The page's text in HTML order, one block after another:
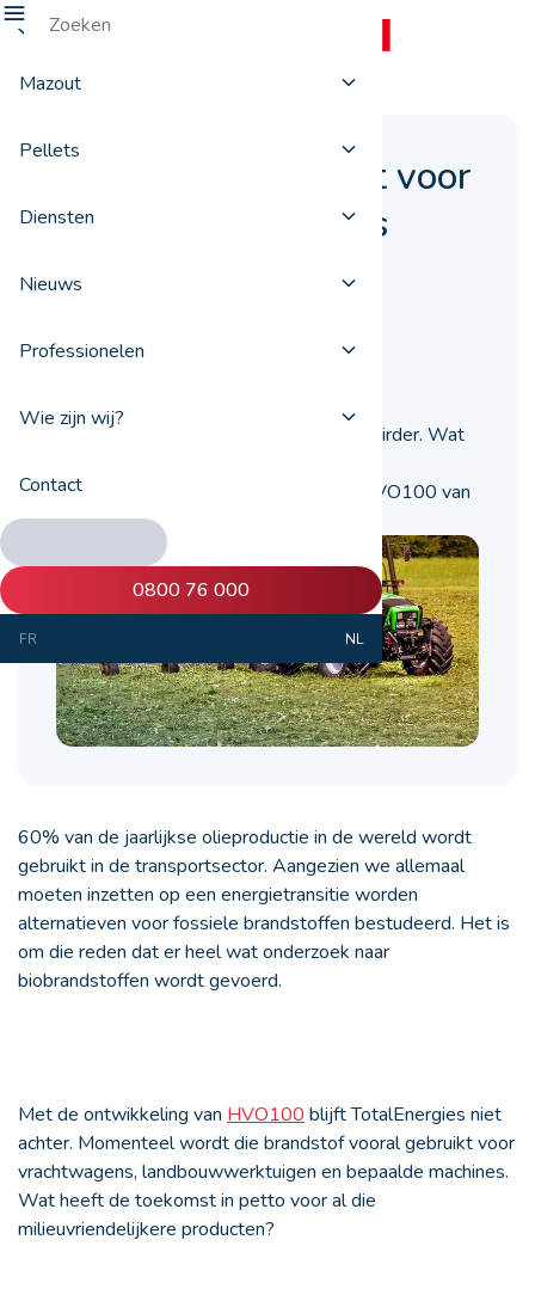
Mazout
Pellets
Diensten
Nieuws
Professionelen
Wie zijn wij?
Contact
0800 76 000
FR NL
Wat is de toekomst voor
biobrandstoffen als
HVO100 van
Biobrandstoffen worden steeds populairder. Wat
milieuvriendelijkere producten, zoals HVO100 van
TotalEnergies?
60% van de jaarlijkse olieproductie in de wereld wordt
gebruikt in de transportsector. Aangezien we allemaal
moeten inzetten op een energietransitie worden
alternatieven voor fossiele brandstoffen bestudeerd. Het is
om die reden dat er heel wat onderzoek naar
biobrandstoffen wordt gevoerd.
Met de ontwikkeling van HVO100 blijft TotalEnergies niet
achter. Momenteel wordt die brandstof vooral gebruikt voor
vrachtwagens, landbouwwerktuigen en bepaalde machines.
Wat heeft de toekomst in petto voor al die
milieuvriendelijkere producten?